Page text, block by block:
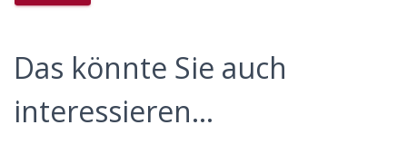
Das könnte Sie auch
interessieren...